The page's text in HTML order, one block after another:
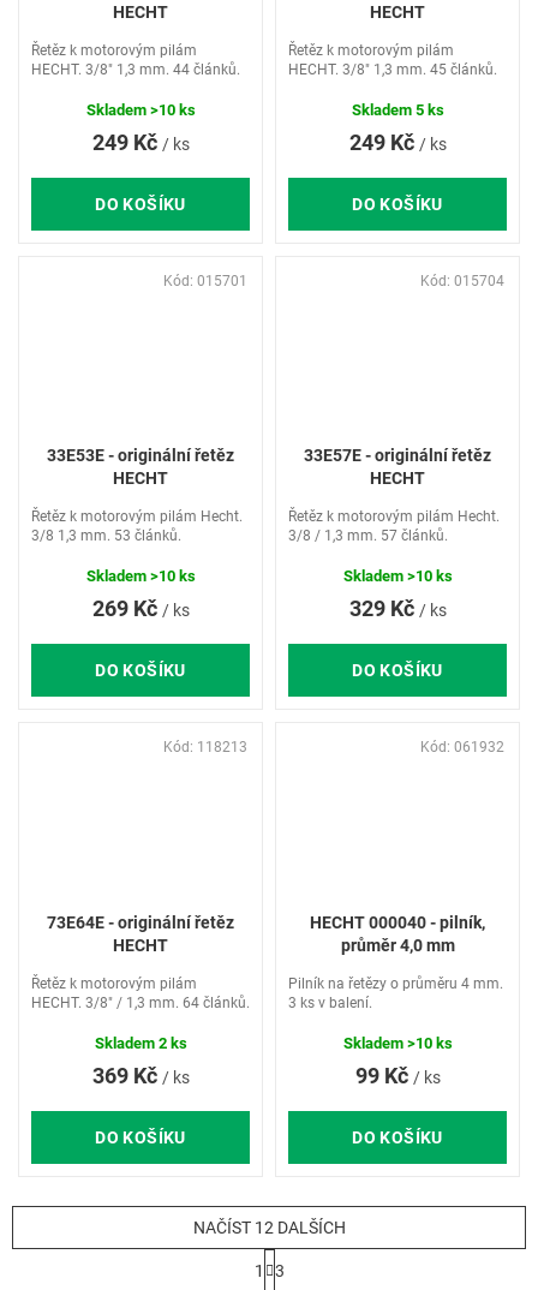
HECHT
249 Kč / ks
DO KOŠÍKU
Řetěz k motorovým pilám
HECHT. 3/8" 1,3 mm. 44 článků.
Skladem >10 ks
HECHT
249 Kč / ks
DO KOŠÍKU
Řetěz k motorovým pilám
HECHT. 3/8" 1,3 mm. 45 článků.
Skladem 5 ks
33E53E - originální řetěz
HECHT
269 Kč / ks
DO KOŠÍKU
Řetěz k motorovým pilám Hecht.
3/8 1,3 mm. 53 článků.
Skladem >10 ks
Kód: 015701
33E57E - originální řetěz
HECHT
329 Kč / ks
DO KOŠÍKU
Řetěz k motorovým pilám Hecht.
3/8 / 1,3 mm. 57 článků.
Skladem >10 ks
Kód: 015704
73E64E - originální řetěz
HECHT
369 Kč / ks
DO KOŠÍKU
Řetěz k motorovým pilám
HECHT. 3/8" / 1,3 mm. 64 článků.
Skladem 2 ks
Kód: 118213
HECHT 000040 - pilník,
průměr 4,0 mm
99 Kč / ks
DO KOŠÍKU
Pilník na řetězy o průměru 4 mm.
3 ks v balení.
Skladem >10 ks
Kód: 061932
NAČÍST 12 DALŠÍCH
t
1 3